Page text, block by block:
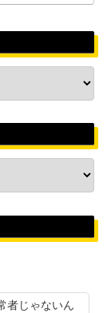
者じゃないん